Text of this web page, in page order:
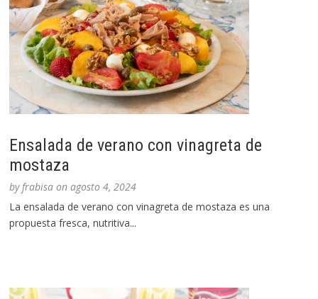
Ensalada de verano con vinagreta de
mostaza
byfrabisa onagosto 4, 2024
La ensalada de verano con vinagreta de mostaza es una
propuesta fresca, nutritiva...